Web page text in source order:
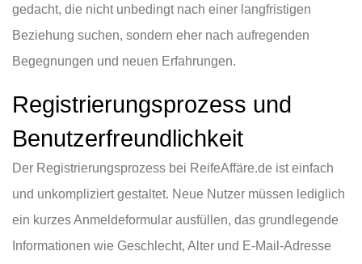
gedacht, die nicht unbedingt nach einer langfristigen
Beziehung suchen, sondern eher nach aufregenden
Begegnungen und neuen Erfahrungen.
Registrierungsprozess und
Benutzerfreundlichkeit
Der Registrierungsprozess bei ReifeAffäre.de ist einfach
und unkompliziert gestaltet. Neue Nutzer müssen lediglich
ein kurzes Anmeldeformular ausfüllen, das grundlegende
Informationen wie Geschlecht, Alter und E-Mail-Adresse